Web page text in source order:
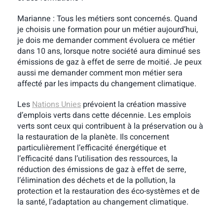
Marianne : Tous les métiers sont concernés. Quand
je choisis une formation pour un métier aujourd’hui,
je dois me demander comment évoluera ce métier
dans 10 ans, lorsque notre société aura diminué ses
émissions de gaz à effet de serre de moitié. Je peux
aussi me demander comment mon métier sera
affecté par les impacts du changement climatique.
LesNations Uniesprévoient la création massive
d’emplois verts dans cette décennie. Les emplois
verts sont ceux qui contribuent à la préservation ou à
la restauration de la planète. Ils concernent
particulièrement l’efficacité énergétique et
l’efficacité dans l’utilisation des ressources, la
réduction des émissions de gaz à effet de serre,
l’élimination des déchets et de la pollution, la
protection et la restauration des éco-systèmes et de
la santé, l’adaptation au changement climatique.